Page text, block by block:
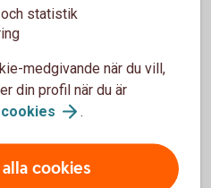
statistik
medgivande när du vill,
din profil när du är
cookies .
cookies